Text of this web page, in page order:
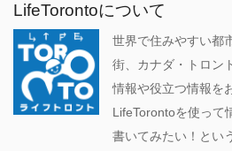
LifeTorontoについて
世界で住みやすい都
街、カナダ・トロン
情報や役立つ情報を
LifeTorontoを使って
書いてみたい！とい